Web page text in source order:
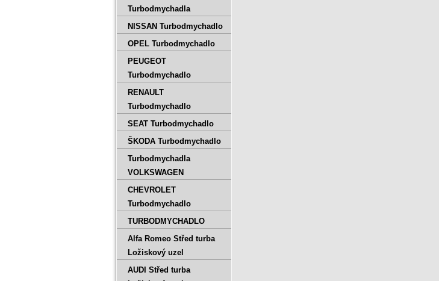
Turbodmychadla
NISSAN Turbodmychadlo
OPEL Turbodmychadlo
PEUGEOT
Turbodmychadlo
RENAULT
Turbodmychadlo
SEAT Turbodmychadlo
ŠKODA Turbodmychadlo
Turbodmychadla
VOLKSWAGEN
CHEVROLET
Turbodmychadlo
TURBODMYCHADLO
Alfa Romeo Střed turba
Ložiskový uzel
AUDI Střed turba